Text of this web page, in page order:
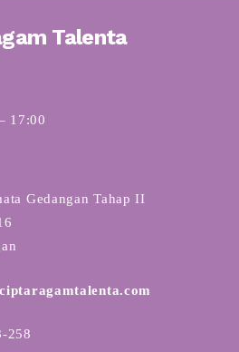
Talenta
17:00
Gedangan Tahap II
258